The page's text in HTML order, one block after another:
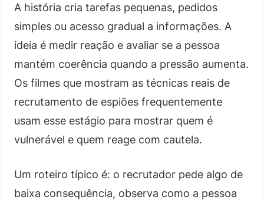
A história cria tarefas pequenas, pedidos
simples ou acesso gradual a informações. A
ideia é medir reação e avaliar se a pessoa
mantém coerência quando a pressão aumenta.
Os filmes que mostram as técnicas reais de
recrutamento de espiões frequentemente
usam esse estágio para mostrar quem é
vulnerável e quem reage com cautela.
Um roteiro típico é: o recrutador pede algo de
baixa consequência, observa como a pessoa